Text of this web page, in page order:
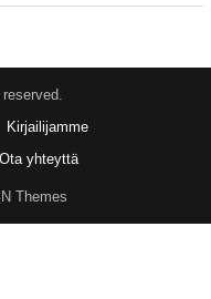
Kirjailijamme
Ota yhteyttä
Themes